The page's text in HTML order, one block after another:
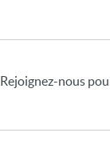
Rejoignez-nous